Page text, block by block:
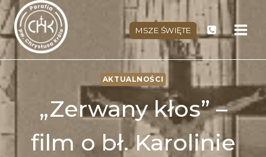
Przejdź
do
treści
MSZE ŚWIĘTE
AKTUALNOŚCI
„Zerwany kłos” –
film o bł. Karolinie